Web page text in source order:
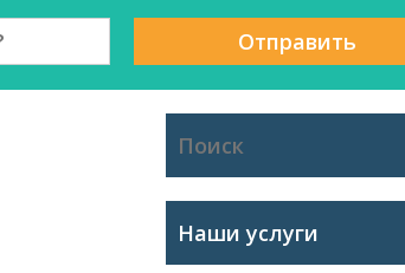
Отправить
Наши услуги